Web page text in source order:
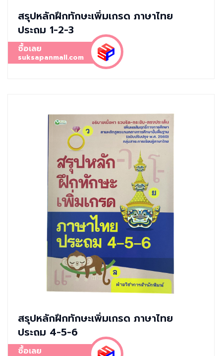
สรุปหลักฝึกทักษะเพิ่มเกรด ภาษาไทย
ประถม 1-2-3
ซื้อเลย
suksapanmall.com
สรุปหลักฝึกทักษะเพิ่มเกรด ภาษาไทย
ประถม 4-5-6
ซื้อเลย